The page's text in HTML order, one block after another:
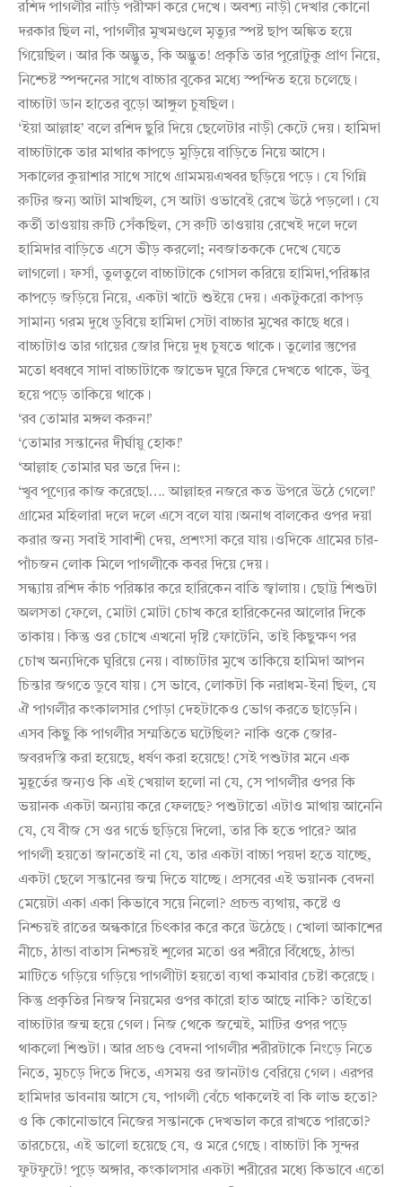
রশিদ পাগলীর নাড়ি পরীক্ষা করে দেখে। অবশ্য নাড়ী দেখার কোনো
দরকার ছিল না, পাগলীর মুখমণ্ডলে মৃত্যুর স্পষ্ট ছাপ অঙ্কিত হয়ে
গিয়েছিল। আর কি অদ্ভুত, কি অদ্ভুত! প্রকৃতি তার পুরোটুকু প্রাণ নিয়ে,
নিশ্চেষ্ট স্পন্দনের সাথে বাচ্চার বুকের মধ্যে স্পন্দিত হয়ে চলেছে।
বাচ্চাটা ডান হাতের বুড়ো আঙ্গুল চুষছিল।
‘ইয়া আল্লাহ’ বলে রশিদ ছুরি দিয়ে ছেলেটার নাড়ী কেটে দেয়। হামিদা
বাচ্চাটাকে তার মাথার কাপড়ে মুড়িয়ে বাড়িতে নিয়ে আসে।
সকালের কুয়াশার সাথে সাথে গ্রামময়এখবর ছড়িয়ে পড়ে। যে গিন্নি
রুটির জন্য আটা মাখছিল, সে আটা ওভাবেই রেখে উঠে পড়লো। যে
কর্তী তাওয়ায় রুটি সেঁকছিল, সে রুটি তাওয়ায় রেখেই দলে দলে
হামিদার বাড়িতে এসে ভীড় করলো; নবজাতককে দেখে যেতে
লাগলো। ফর্সা, তুলতুলে বাচ্চাটাকে গোসল করিয়ে হামিদা,পরিষ্কার
কাপড়ে জড়িয়ে নিয়ে, একটা খাটে শুইয়ে দেয়। একটুকরো কাপড়
সামান্য গরম দুধে ডুবিয়ে হামিদা সেটা বাচ্চার মুখের কাছে ধরে।
বাচ্চাটাও তার গায়ের জোর দিয়ে দুধ চুষতে থাকে। তুলোর স্তুপের
মতো ধবধবে সাদা বাচ্চাটাকে জাভেদ ঘুরে ফিরে দেখতে থাকে, উবু
হয়ে পড়ে তাকিয়ে থাকে।
‘রব তোমার মঙ্গল করুন!’
‘তোমার সন্তানের দীর্ঘায়ু হোক!’
‘আল্লাহ তোমার ঘর ভরে দিন।:
‘খুব পূণ্যের কাজ করেছো…. আল্লাহর নজরে কত উপরে উঠে গেলে!’
গ্রামের মহিলারা দলে দলে এসে বলে যায়।অনাথ বালকের ওপর দয়া
করার জন্য সবাই সাবাশী দেয়, প্রশংসা করে যায়।ওদিকে গ্রামের চার-
পাঁচজন লোক মিলে পাগলীকে কবর দিয়ে দেয়।
সন্ধ্যায় রশিদ কাঁচ পরিষ্কার করে হারিকেন বাতি জ্বালায়। ছোট্ট শিশুটা
অলসতা ফেলে, মোটা মোটা চোখ করে হারিকেনের আলোর দিকে
তাকায়। কিন্তু ওর চোখে এখনো দৃষ্টি ফোটেনি, তাই কিছুক্ষণ পর
চোখ অন্যদিকে ঘুরিয়ে নেয়। বাচ্চাটার মুখে তাকিয়ে হামিদা আপন
চিন্তার জগতে ডুবে যায়। সে ভাবে, লোকটা কি নরাধম-ইনা ছিল, যে
ঐ পাগলীর কংকালসার পোড়া দেহটাকেও ভোগ করতে ছাড়েনি।
এসব কিছু কি পাগলীর সম্মতিতে ঘটেছিল? নাকি ওকে জোর-
জবরদস্তি করা হয়েছে, ধর্ষণ করা হয়েছে! সেই পশুটার মনে এক
মুহূর্তের জন্যও কি এই খেয়াল হলো না যে, সে পাগলীর ওপর কি
ভয়ানক একটা অন্যায় করে ফেলছে? পশুটাতো এটাও মাথায় আনেনি
যে, যে বীজ সে ওর গর্ভে ছড়িয়ে দিলো, তার কি হতে পারে? আর
পাগলী হয়তো জানতোই না যে, তার একটা বাচ্চা পয়দা হতে যাচ্ছে,
একটা ছেলে সন্তানের জন্ম দিতে যাচ্ছে। প্রসবের এই ভয়ানক বেদনা
মেয়েটা একা একা কিভাবে সয়ে নিলো? প্রচন্ড ব্যথায়, কষ্টে ও
নিশ্চয়ই রাতের অন্ধকারে চিৎকার করে করে উঠেছে। খোলা আকাশের
নীচে, ঠান্ডা বাতাস নিশ্চয়ই শূলের মতো ওর শরীরে বিঁধেছে, ঠান্ডা
মাটিতে গড়িয়ে গড়িয়ে পাগলীটা হয়তো ব্যথা কমাবার চেষ্টা করেছে।
কিন্তু প্রকৃতির নিজস্ব নিয়মের ওপর কারো হাত আছে নাকি? তাইতো
বাচ্চাটার জন্ম হয়ে গেল। নিজ থেকে জন্মেই, মাটির ওপর পড়ে
থাকলো শিশুটা। আর প্রচণ্ড বেদনা পাগলীর শরীরটাকে নিংড়ে নিতে
নিতে, মুচড়ে দিতে দিতে, এসময় ওর জানটাও বেরিয়ে গেল। এরপর
হামিদার ভাবনায় আসে যে, পাগলী বেঁচে থাকলেই বা কি লাভ হতো?
ও কি কোনোভাবে নিজের সন্তানকে দেখভাল করে রাখতে পারতো?
তারচেয়ে, এই ভালো হয়েছে যে, ও মরে গেছে। বাচ্চাটা কি সুন্দর
ফুটফুটে! পুড়ে অঙ্গার, কংকালসার একটা শরীরের মধ্যে কিভাবে এতো